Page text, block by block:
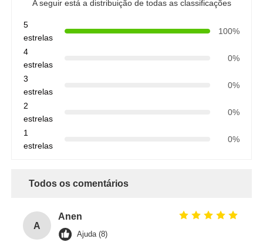
A seguir está a distribuição de todas as classificações
5
estrelas
100%
4
estrelas
0%
3
estrelas
0%
2
estrelas
0%
1
estrelas
0%
Todos os comentários
A
Anen
Ajuda (8)